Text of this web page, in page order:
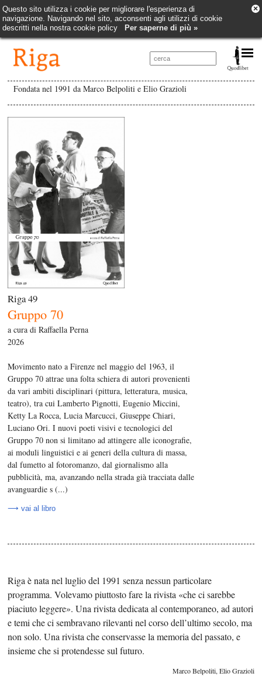
Questo sito utilizza i cookie per migliorare l'esperienza di
navigazione. Navigando nel sito, acconsenti agli utilizzi di cookie
descritti nella nostra cookie policy
Per saperne di più »
×
Fondata nel 1991 da Marco Belpoliti e Elio Grazioli
Riga 49
Gruppo 70
a cura di Raffaella Perna
2026
Movimento nato a Firenze nel maggio del 1963, il
Gruppo 70 attrae una folta schiera di autori provenienti
da vari ambiti disciplinari (pittura, letteratura, musica,
teatro), tra cui Lamberto Pignotti, Eugenio Miccini,
Ketty La Rocca, Lucia Marcucci, Giuseppe Chiari,
Luciano Ori. I nuovi poeti visivi e tecnologici del
Gruppo 70 non si limitano ad attingere alle iconografie,
ai moduli linguistici e ai generi della cultura di massa,
dal fumetto al fotoromanzo, dal giornalismo alla
pubblicità, ma, avanzando nella strada già tracciata dalle
avanguardie s (...)
⟶ vai al libro
Riga è nata nel luglio del 1991 senza nessun particolare
programma. Volevamo piuttosto fare la rivista «che ci sarebbe
piaciuto leggere». Una rivista dedicata al contemporaneo, ad autori
e temi che ci sembravano rilevanti nel corso dell’ultimo secolo, ma
non solo. Una rivista che conservasse la memoria del passato, e
insieme che si protendesse sul futuro.
Marco Belpoliti, Elio Grazioli